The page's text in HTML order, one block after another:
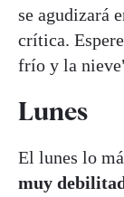
se agudizará
crítica.
frío y la
Lunes
El lunes lo
muy